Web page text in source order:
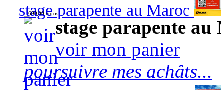
stage parapente au Maroc
690,00 euros
stage parapente
voir mon panier
poursuivre mes achâts...